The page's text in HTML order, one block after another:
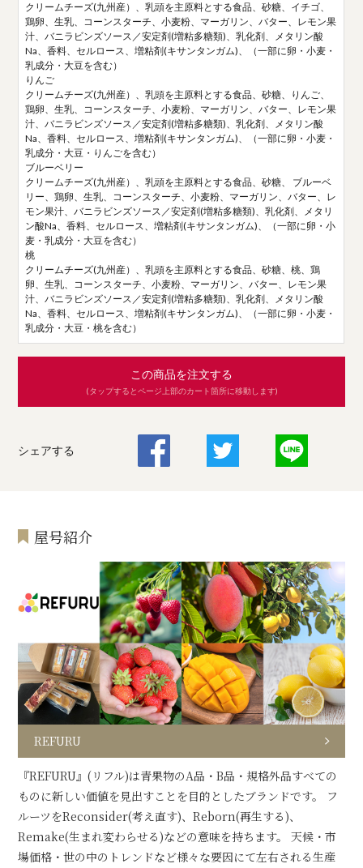
クリームチーズ(九州産）、乳頭を主原料とする食品、砂糖、イチゴ、
鶏卵、生乳、コーンスターチ、小麦粉、マーガリン、バター、レモン果
汁、バニラビンズソース／安定剤(増粘多糖類)、乳化剤、メタリン酸
Na、香料、セルロース、増粘剤(キサンタンガム)、（一部に卵・小麦・
乳成分・大豆を含む）
りんご
クリームチーズ(九州産）、乳頭を主原料とする食品、砂糖、りんご、
鶏卵、生乳、コーンスターチ、小麦粉、マーガリン、バター、レモン果
汁、バニラビンズソース／安定剤(増粘多糖類)、乳化剤、メタリン酸
Na、香料、セルロース、増粘剤(キサンタンガム)、（一部に卵・小麦・
乳成分・大豆・りんごを含む）
ブルーベリー
クリームチーズ(九州産）、乳頭を主原料とする食品、砂糖、 ブルーベ
リー、鶏卵、生乳、コーンスターチ、小麦粉、マーガリン、バター、レ
モン果汁、バニラビンズソース／安定剤(増粘多糖類)、乳化剤、メタリ
ン酸Na、香料、セルロース、増粘剤(キサンタンガム)、（一部に卵・小
麦・乳成分・大豆を含む）
桃
クリームチーズ(九州産）、乳頭を主原料とする食品、砂糖、桃、鶏
卵、生乳、コーンスターチ、小麦粉、マーガリン、バター、レモン果
汁、バニラビンズソース／安定剤(増粘多糖類)、乳化剤、メタリン酸
Na、香料、セルロース、増粘剤(キサンタンガム)、（一部に卵・小麦・
乳成分・大豆・桃を含む）
この商品を注文する
(タップするとページ上部のカート箇所に移動します)
シェアする
屋号紹介
REFURU
『REFURU』(リフル)は青果物のA品・B品・規格外品すべての
ものに新しい価値を見出すことを目的としたブランドです。 フ
ルーツをReconsider(考え直す)、Reborn(再生する)、
Remake(生まれ変わらせる)などの意味を持ちます。 天候・市
場価格・世の中のトレンドなど様々な要因にて左右される生産